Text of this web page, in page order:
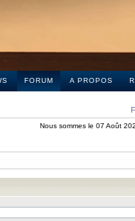
FORUM A PROPOS
Nous sommes le 07 Août